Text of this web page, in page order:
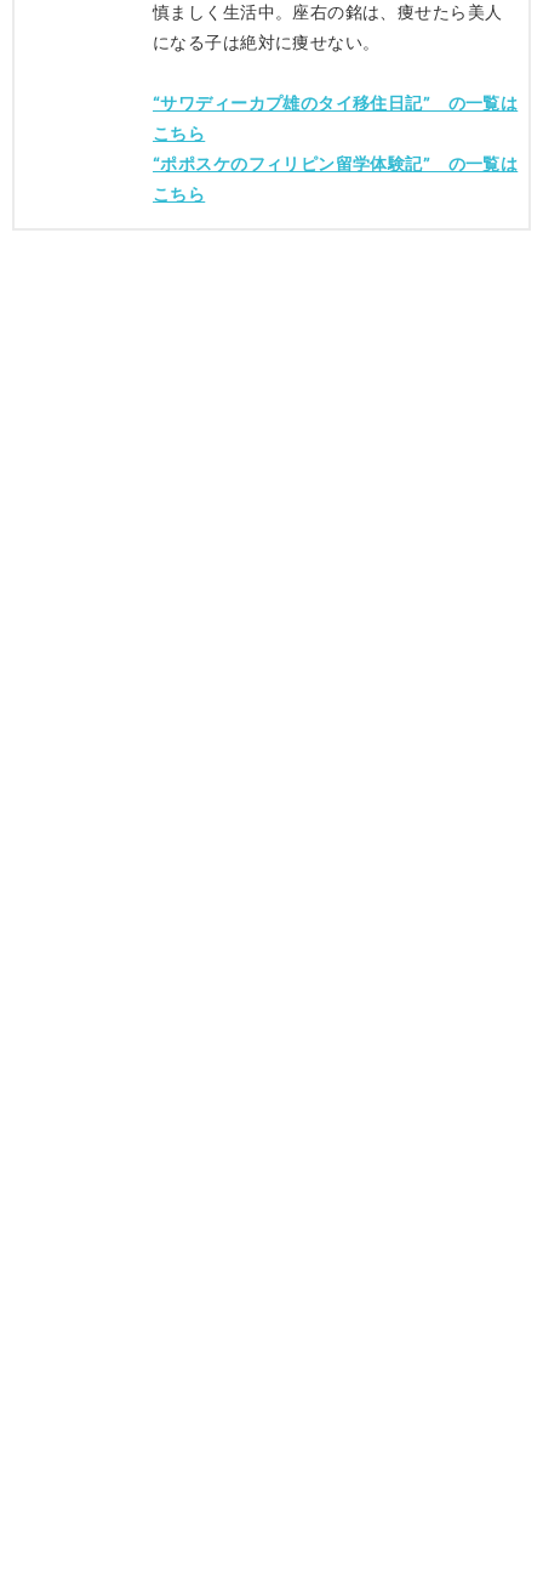
慎ましく生活中。座右の銘は、痩せたら美人
になる子は絶対に痩せない。
“サワディーカプ雄のタイ移住日記” の一覧は
こちら
“ポポスケのフィリピン留学体験記” の一覧は
こちら